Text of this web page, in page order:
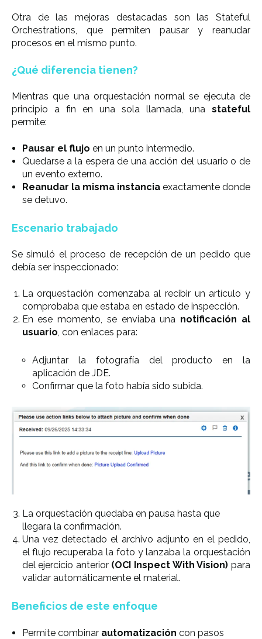
Otra de las mejoras destacadas son las Stateful
Orchestrations, que permiten pausar y reanudar
procesos en el mismo punto.
¿Qué diferencia tienen?
Mientras que una orquestación normal se ejecuta de
principio a fin en una sola llamada, una stateful
permite:
Pausar el flujo en un punto intermedio.
Quedarse a la espera de una acción del usuario o de
un evento externo.
Reanudar la misma instanciaexactamente donde
se detuvo.
Escenario trabajado
Se simuló el proceso de recepción de un pedido que
debía ser inspeccionado:
La orquestación comenzaba al recibir un artículo y
comprobaba que estaba en estado de inspección.
En ese momento, se enviaba una notificación al
usuario , con enlaces para:
Adjuntar la fotografía del producto en la
aplicación de JDE.
Confirmar que la foto había sido subida.
La orquestación quedaba en pausa hasta que
llegara la confirmación.
Una vez detectado el archivo adjunto en el pedido,
el flujo recuperaba la foto y lanzaba la orquestación
del ejercicio anterior (OCI Inspect With Vision) para
validar automáticamente el material.
Beneficios de este enfoque
Permite combinar automatización con pasos